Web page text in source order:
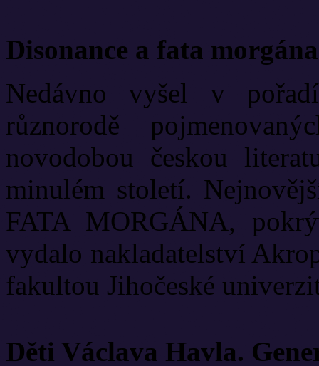
Disonance a fata morgána
Nedávno vyšel v
různorodě
novodobou českou
minulém století.
FATA MORGÁNA,
vydalo nakladatelství
fakultou Jihočeské
Děti Václava Havla.